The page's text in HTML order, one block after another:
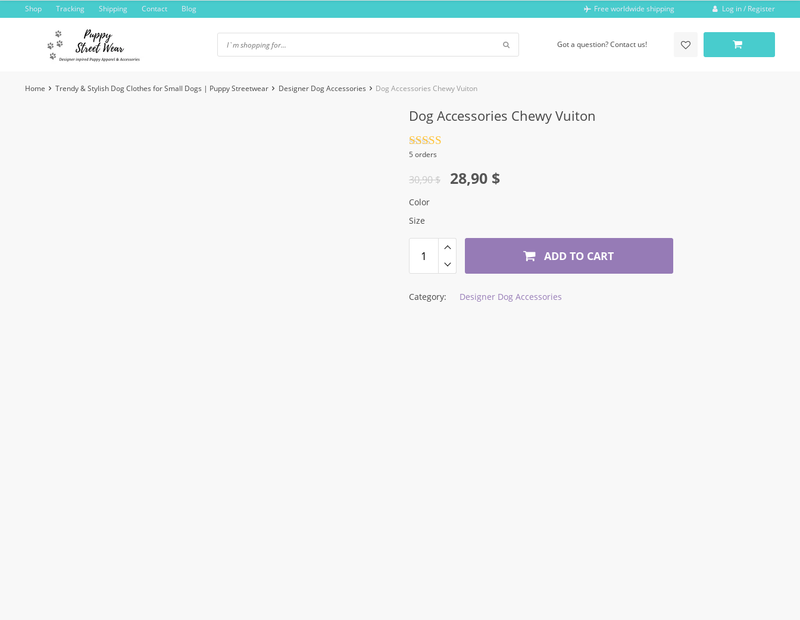
to
Shop Tracking Shipping Contact Blog Free worldwide shipping Log in / Register
Got a question? Contact us!
Home Trendy & Stylish Dog Clothes for Small Dogs | Puppy Streetwear Designer Dog Accessories Dog Accessories Chewy Vuiton
Dog Accessories Chewy Vuiton
Rated
5 orders
30,90$
Original
price
was:
28,90 $
Current
price
is:
Color
Size
ADD TO CART
Category: Designer Dog Accessories